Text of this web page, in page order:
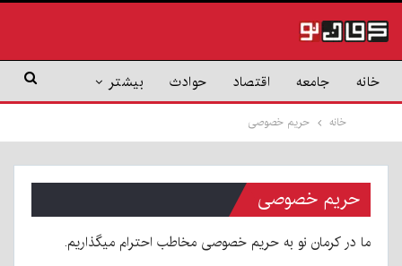
خانه جامعه اقتصاد حوادث بیشتر
خانه حریم خصوصی
حریم خصوصی
ما در کرمان نو به حریم خصوصی مخاطب احترام میگذاریم.